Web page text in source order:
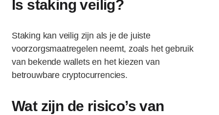
Is staking veilig?
Staking kan veilig zijn als je de juiste
voorzorgsmaatregelen neemt, zoals het gebruik
van bekende wallets en het kiezen van
betrouwbare cryptocurrencies.
Wat zijn de risico’s van